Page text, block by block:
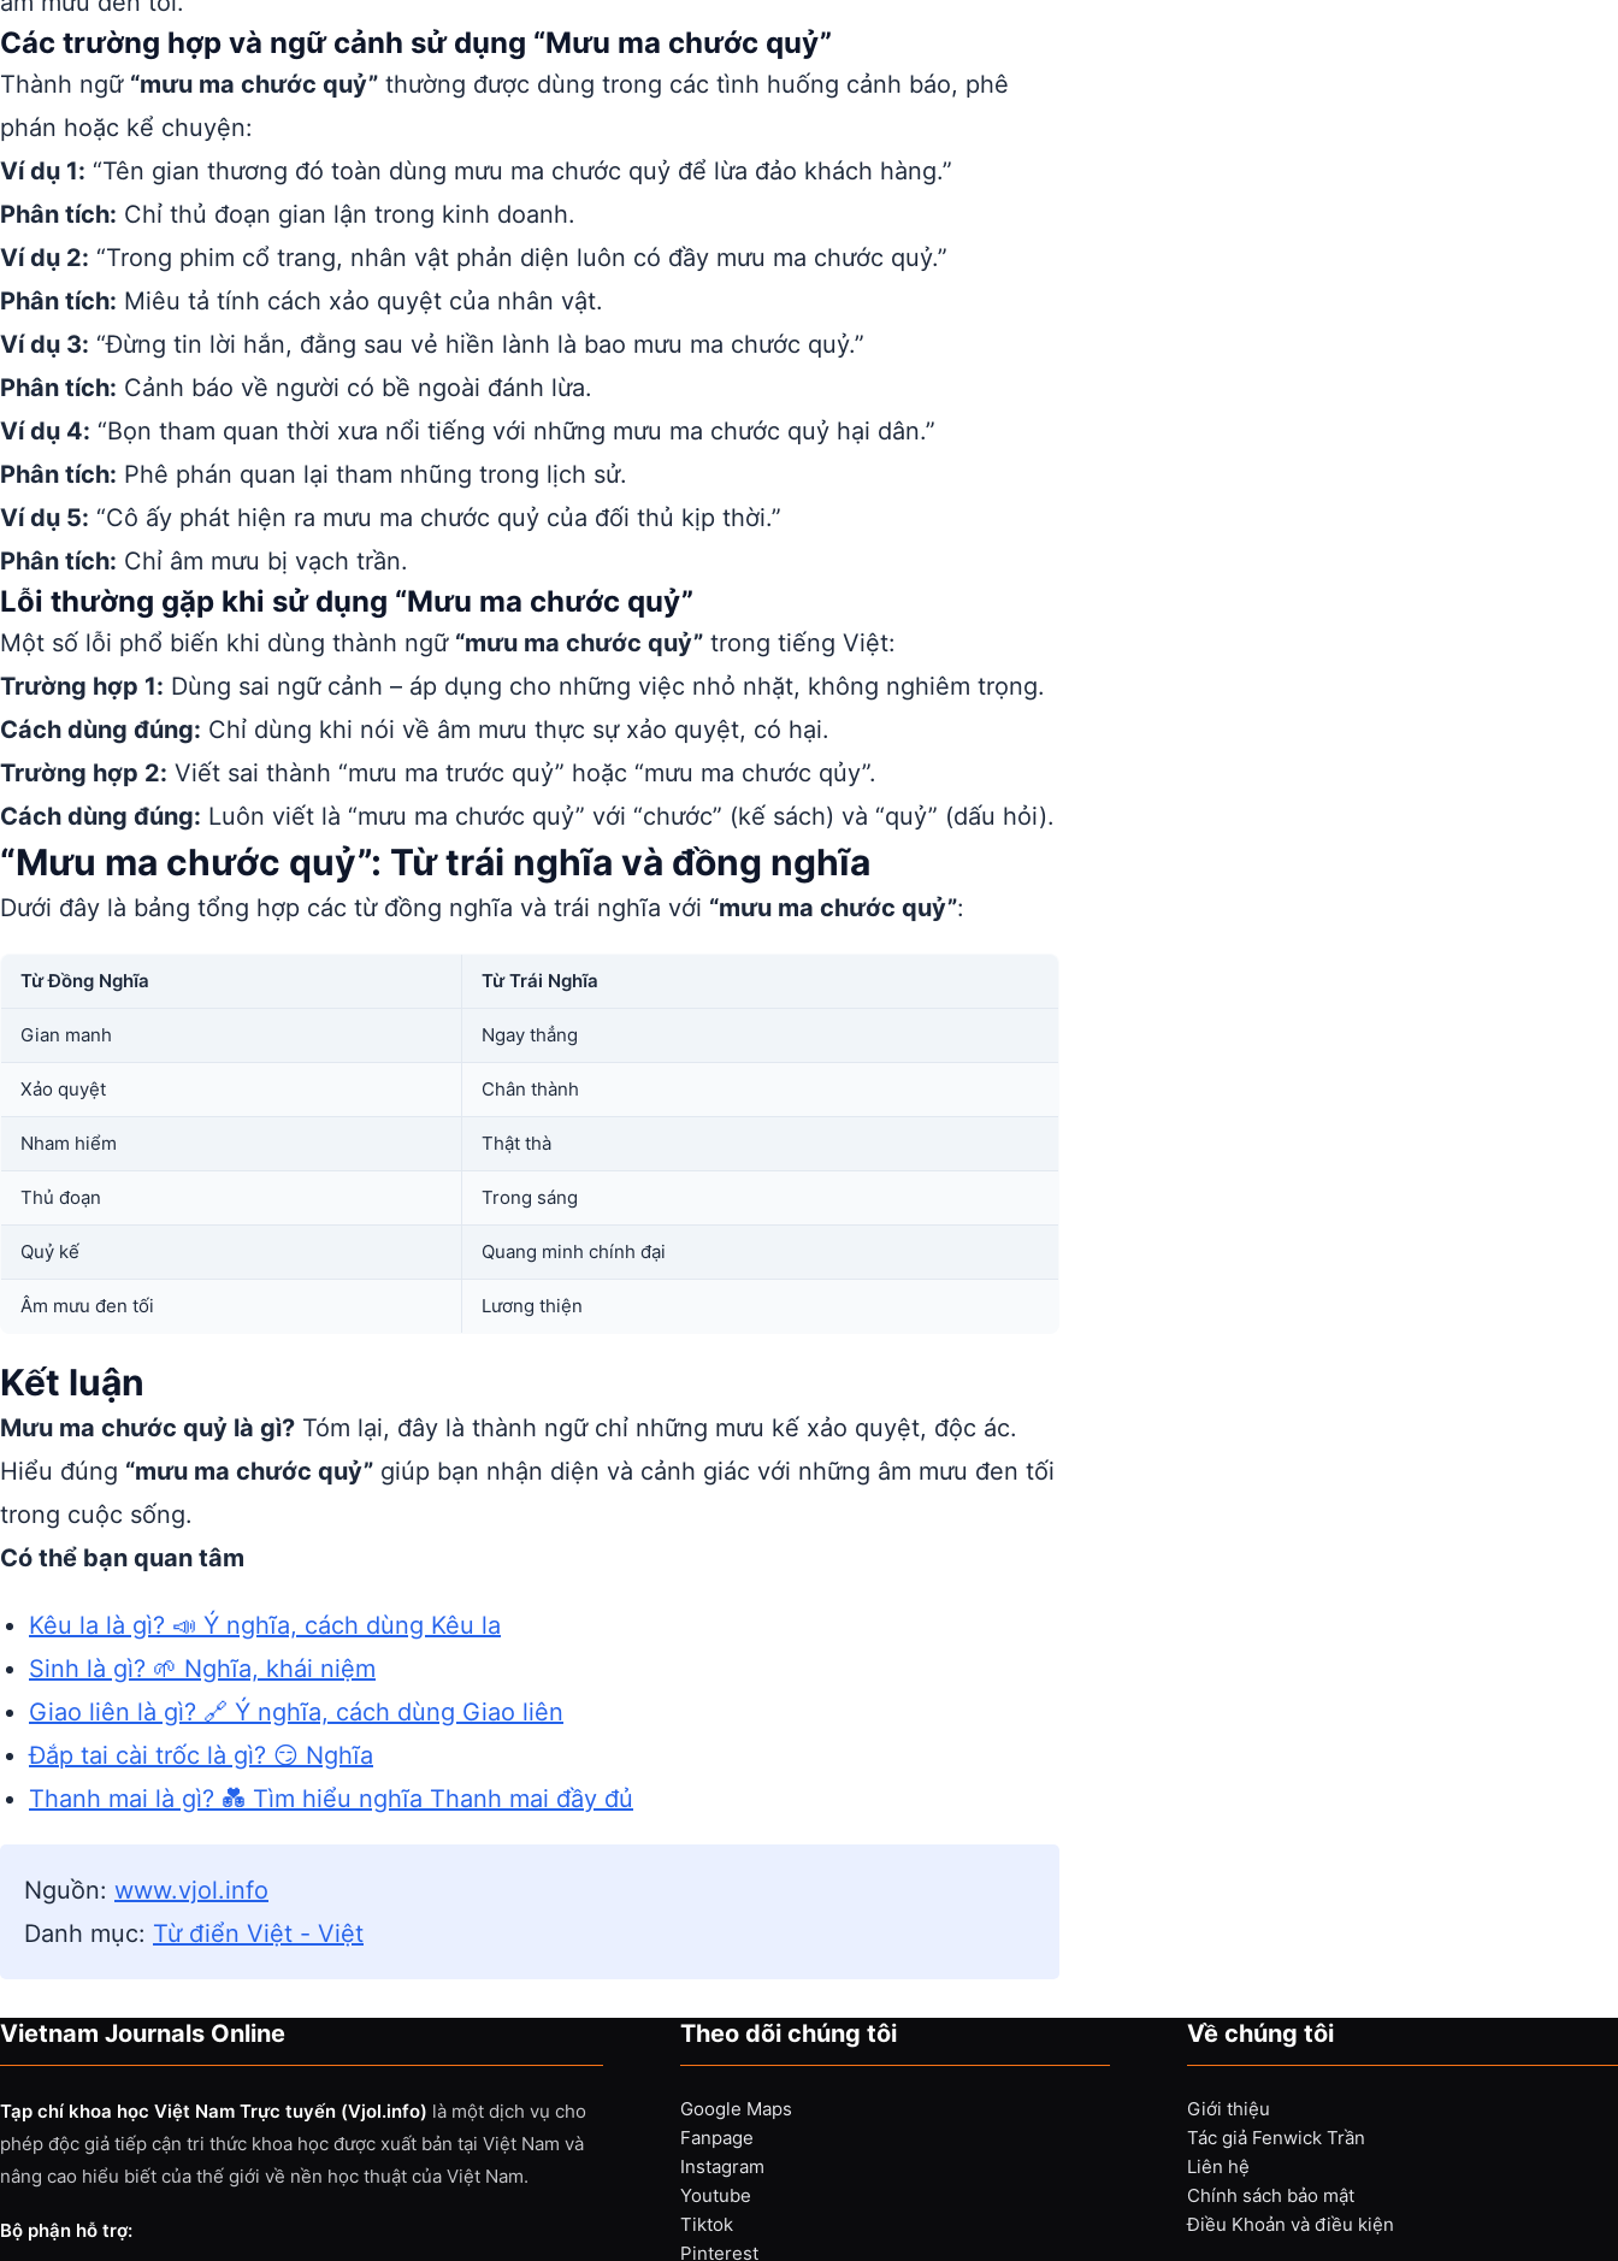
Các trường hợp và ngữ cảnh sử dụng “Mưu ma chước quỷ”
Thành ngữ “mưu ma chước quỷ” thường được dùng trong các tình huống cảnh báo, phê
phán hoặc kể chuyện:
Ví dụ 1: “Tên gian thương đó toàn dùng mưu ma chước quỷ để lừa đảo khách hàng.”
Phân tích: Chỉ thủ đoạn gian lận trong kinh doanh.
Ví dụ 2: “Trong phim cổ trang, nhân vật phản diện luôn có đầy mưu ma chước quỷ.”
Phân tích: Miêu tả tính cách xảo quyệt của nhân vật.
Ví dụ 3: “Đừng tin lời hắn, đằng sau vẻ hiền lành là bao mưu ma chước quỷ.”
Phân tích: Cảnh báo về người có bề ngoài đánh lừa.
Ví dụ 4: “Bọn tham quan thời xưa nổi tiếng với những mưu ma chước quỷ hại dân.”
Phân tích: Phê phán quan lại tham nhũng trong lịch sử.
Ví dụ 5: “Cô ấy phát hiện ra mưu ma chước quỷ của đối thủ kịp thời.”
Phân tích: Chỉ âm mưu bị vạch trần.
Lỗi thường gặp khi sử dụng “Mưu ma chước quỷ”
Một số lỗi phổ biến khi dùng thành ngữ “mưu ma chước quỷ” trong tiếng Việt:
Trường hợp 1: Dùng sai ngữ cảnh – áp dụng cho những việc nhỏ nhặt, không nghiêm trọng.
Cách dùng đúng: Chỉ dùng khi nói về âm mưu thực sự xảo quyệt, có hại.
Trường hợp 2: Viết sai thành “mưu ma trước quỷ” hoặc “mưu ma chước qủy”.
Cách dùng đúng: Luôn viết là “mưu ma chước quỷ” với “chước” (kế sách) và “quỷ” (dấu hỏi).
“Mưu ma chước quỷ”: Từ trái nghĩa và đồng nghĩa
Dưới đây là bảng tổng hợp các từ đồng nghĩa và trái nghĩa với “mưu ma chước quỷ”:
Từ Đồng Nghĩa Từ Trái Nghĩa
Gian manh Ngay thẳng
Xảo quyệt Chân thành
Nham hiểm Thật thà
Thủ đoạn Trong sáng
Quỷ kế Quang minh chính đại
Âm mưu đen tối Lương thiện
Kết luận
Mưu ma chước quỷ là gì? Tóm lại, đây là thành ngữ chỉ những mưu kế xảo quyệt, độc ác.
Hiểu đúng “mưu ma chước quỷ” giúp bạn nhận diện và cảnh giác với những âm mưu đen tối
trong cuộc sống.
Có thể bạn quan tâm
Kêu la là gì? 📣 Ý nghĩa, cách dùng Kêu la
Sinh là gì? 🌱 Nghĩa, khái niệm
Giao liên là gì? 🔗 Ý nghĩa, cách dùng Giao liên
Đắp tai cài trốc là gì? 😏 Nghĩa
Thanh mai là gì? 💑 Tìm hiểu nghĩa Thanh mai đầy đủ
Nguồn: www.vjol.info
Danh mục: Từ điển Việt - Việt
Vietnam Journals Online
Tạp chí khoa học Việt Nam Trực tuyến (Vjol.info) là một dịch vụ cho
phép độc giả tiếp cận tri thức khoa học được xuất bản tại Việt Nam và
nâng cao hiểu biết của thế giới về nền học thuật của Việt Nam.
Bộ phận hỗ trợ:
Theo dõi chúng tôi
Google Maps
Fanpage
Instagram
Youtube
Tiktok
Pinterest
Về chúng tôi
Giới thiệu
Tác giả Fenwick Trần
Liên hệ
Chính sách bảo mật
Điều Khoản và điều kiện